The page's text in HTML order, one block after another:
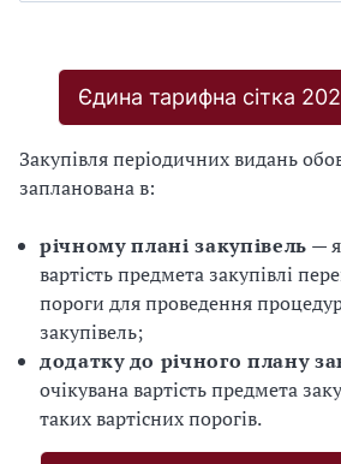
Єдина тарифна сітка
Закупівля періодичних видань
запланована в:
річному плані закупівель —
вартість предмета закупівлі
пороги для проведення
закупівель;
додаткудо річного плану
очікувана вартість предмета
таких вартісних порогів.